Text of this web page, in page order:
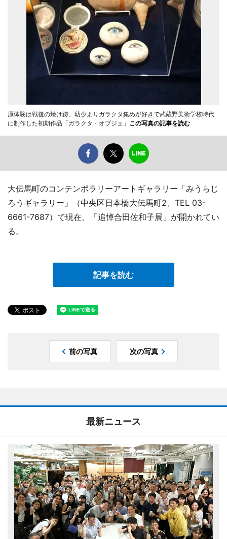
原体験は戦後の焼け跡。幼少よりガラクタ集めが好きで武蔵野美術学校時代
に制作した初期作品「ガラクタ・オブジェ」 この写真の記事を読む
大伝馬町のコンテンポラリーアートギャラリー「みうらじ
ろうギャラリー」（中央区日本橋大伝馬町2、TEL 03-
6661-7687）で現在、「追悼合田佐和子展」が開かれてい
る。
記事を読む
前の写真 次の写真
最新ニュース